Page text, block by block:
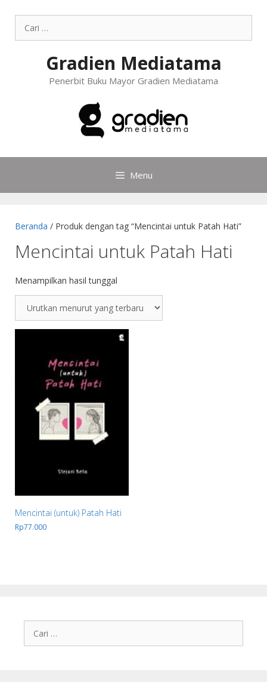
Gradien Mediatama
Penerbit Buku Mayor Gradien Mediatama
Menu
Beranda / Produk dengan tag “Mencintai untuk Patah Hati”
Mencintai untuk Patah Hati
Menampilkan hasil tunggal
Mencintai (untuk) Patah Hati
Rp77.000